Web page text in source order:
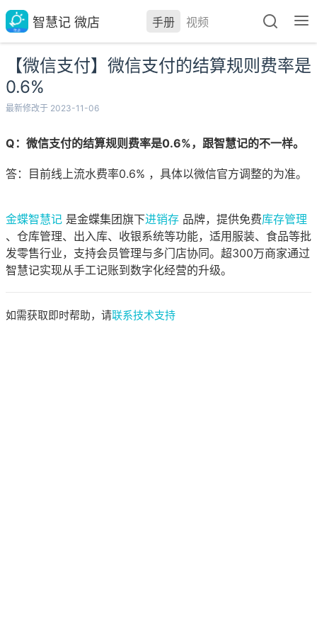
智慧记 微店 手册 视频
【微信支付】微信支付的结算规则费率是
0.6%
最新修改于 2023-11-06
Q：微信支付的结算规则费率是0.6%，跟智慧记的不一样。
答：目前线上流水费率0.6% ，具体以微信官方调整的为准。
金蝶智慧记 是金蝶集团旗下进销存 品牌，提供免费库存管理
、仓库管理、出入库、收银系统等功能，适用服装、食品等批
发零售行业，支持会员管理与多门店协同。超300万商家通过
智慧记实现从手工记账到数字化经营的升级。
如需获取即时帮助，请联系技术支持